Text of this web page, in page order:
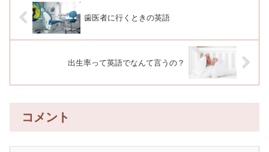
歯医者に行くときの英語
出生率って英語でなんて言うの？
コメント